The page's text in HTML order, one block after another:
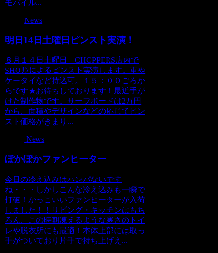
モバイル...
News
明日14日土曜日ピンスト実演！
８月１４日土曜日 CHOPPERS店内で
SHOｻﾝによるピンスト実演します。車や
ケータイなど持込可。１５：００ごろか
らです★お待ちしております！最近手が
けた制作物です。サーフボードは2万円
から、面積やデザインなどの応じてピン
スト価格がきまり...
News
ぽかぽかファンヒーター
今日の冷え込みはハンパないです
ね・・・しかしこんな冷え込みも一瞬で
打破！かっこいいファンヒーターが入荷
しました！！リビング・キッチンはもち
ろん、この時期凍えるような寒さのトイ
レや脱衣所にも最適！本体上部には取っ
手がついており片手で持ち上げえ...